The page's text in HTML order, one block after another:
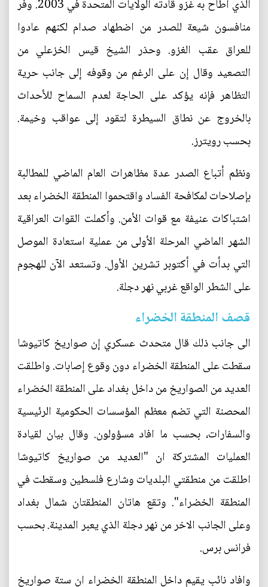
الذي أطاح به غزو قادته الولايات المتحدة في 2003. وفر
منافسون شيعة للصدر من اضطهاد صدام لكنهم عادوا
للعراق عقب الغزو. وحذر الشيخ قيس الخزعلي من
التصعيد وقال إن على الرغم من وقوفه إلى جانب حرية
التظاهر فإنه يؤكد على الحاجة لعدم السماح للأحداث
بالخروج عن نطاق السيطرة لتقود إلى عواقب وخيمة.
بحسب رويترز.
ونظم أتباع الصدر عدة مظاهرات العام الماضي للمطالبة
بإصلاحات لمكافحة الفساد واقتحموا المنطقة الخضراء بعد
اشتباكات عنيفة مع قوات الأمن. وأكملت القوات العراقية
الشهر الماضي المرحلة الأولى من عملية استعادة الموصل
التي بدأت في أكتوبر تشرين الأول. وتستعد الآن للهجوم
على الشطر الواقع غربي نهر دجلة.
قصف المنطقة الخضراء
الى جانب ذلك قال متحدث عسكري إن صواريخ كاتيوشا
سقطت على المنطقة الخضراء دون وقوع إصابات. واطلقت
العديد من الصواريخ من داخل بغداد على المنطقة الخضراء
المحصنة التي تضم معظم المؤسسات الحكومية الرئيسية
والسفارات، بحسب ما افاد مسؤولون. وقال بيان لقيادة
العمليات المشتركة ان "العديد من صواريخ كاتيوشا
اطلقت من منطقتي البلديات وشارع فلسطين وسقطت في
المنطقة الخضراء". وتقع هاتان المنطقتان شمال بغداد
وعلى الجانب الاخر من نهر دجلة الذي يعبر المدينة. بحسب
فرانس برس.
وافاد نائب يقيم داخل المنطقة الخضراء ان ستة صواريخ